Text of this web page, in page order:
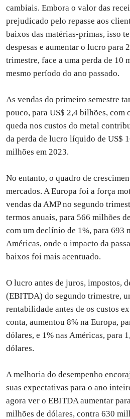
cambiais. Embora o valor das
prejudicado pelo repasse aos
baixos das matérias-primas, isso
despesas e aumentar o lucro para
trimestre, face a uma perda de 10
mesmo período do ano passado.
As vendas do primeiro semestre
pouco, para US$ 2,4 bilhões, com
queda nos custos do metal
da perda de lucro líquido de US$
milhões em 2023.
No entanto, o quadro de
mercados. A Europa foi a força
vendas da AMP no segundo
termos anuais, para 566 milhões
com um declínio de 1%, para 693
Américas, onde o impacto da
baixos foi mais acentuado.
O lucro antes de juros, impostos,
(EBITDA) do segundo trimestre,
rentabilidade antes de os custos
conta, aumentou 8% na Europa,
dólares, e 1% nas Américas, para
dólares.
A melhoria do desempenho
suas expectativas para o ano
agora ver o EBITDA aumentar
milhões de dólares, contra 630